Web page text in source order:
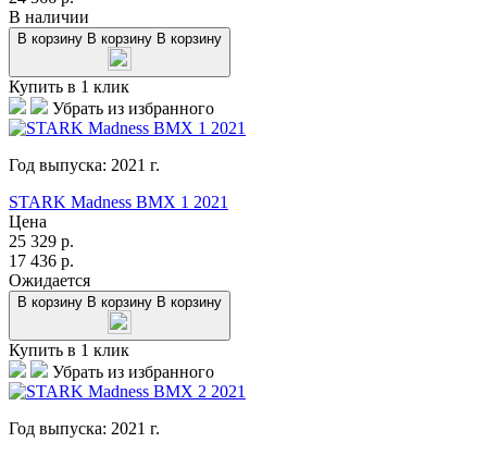
В наличии
В корзину В корзину В корзину
Купить в 1 клик
Убрать из избранного
Год выпуска: 2021 г.
STARK Madness BMX 1 2021
Цена
25 329 р.
17 436 р.
Ожидается
В корзину В корзину В корзину
Купить в 1 клик
Убрать из избранного
Год выпуска: 2021 г.